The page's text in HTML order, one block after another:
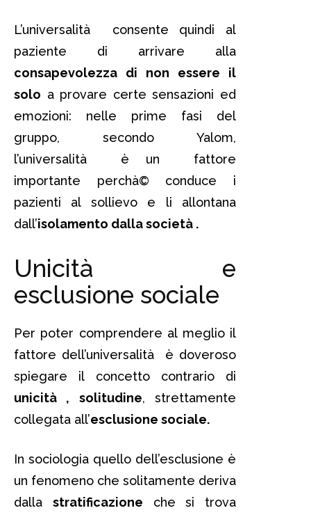
L’universalità consente quindi al
paziente di arrivare alla
consapevolezza di non essere il
solo a provare certe sensazioni ed
emozioni: nelle prime fasi del
gruppo, secondo Yalom,
l’universalità è un fattore
importante perchà© conduce i
pazienti al sollievo e li allontana
dall’isolamento dalla società .
Unicità e
esclusione sociale
Per poter comprendere al meglio il
fattore dell’universalità è doveroso
spiegare il concetto contrario di
unicità , solitudine, strettamente
collegata all’esclusione sociale.
In sociologia quello dell’esclusione è
un fenomeno che solitamente deriva
dalla stratificazione che si trova